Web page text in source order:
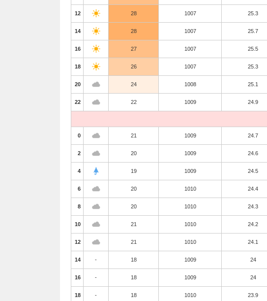
12 28 1007 25.3
14 28 1007 25.7
16 27 1007 25.5
18 26 1007 25.3
20 24 1008 25.1
22 22 1009 24.9
0 21 1009 24.7
2 20 1009 24.6
4 19 1009 24.5
6 20 1010 24.4
8 20 1010 24.3
10 21 1010 24.2
12 21 1010 24.1
14 - 18 1009 24
16 - 18 1009 24
18 - 18 1010 23.9